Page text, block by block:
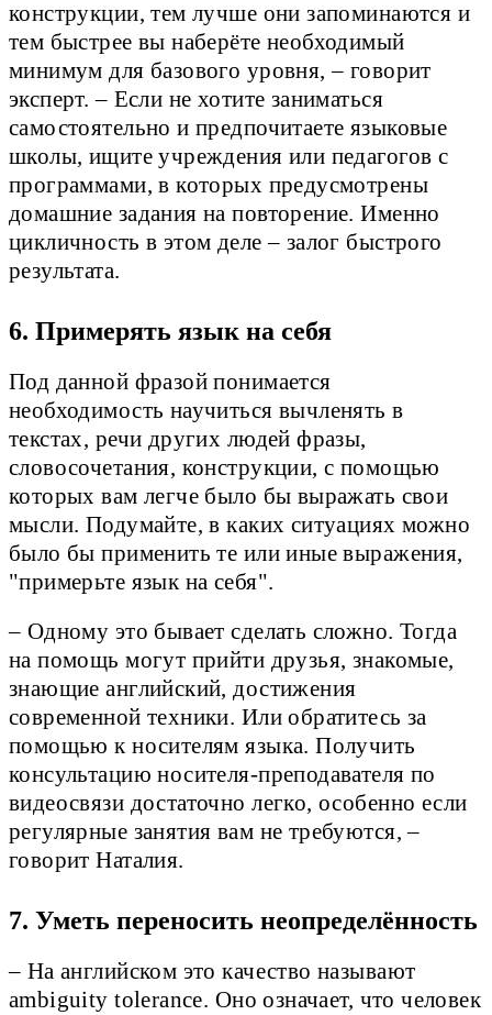
конструкции, тем лучше они запоминаются и
тем быстрее вы наберёте необходимый
минимум для базового уровня, – говорит
эксперт. – Если не хотите заниматься
самостоятельно и предпочитаете языковые
школы, ищите учреждения или педагогов с
программами, в которых предусмотрены
домашние задания на повторение. Именно
цикличность в этом деле – залог быстрого
результата.
6. Примерять язык на себя
Под данной фразой понимается
необходимость научиться вычленять в
текстах, речи других людей фразы,
словосочетания, конструкции, с помощью
которых вам легче было бы выражать свои
мысли. Подумайте, в каких ситуациях можно
было бы применить те или иные выражения,
"примерьте язык на себя".
– Одному это бывает сделать сложно. Тогда
на помощь могут прийти друзья, знакомые,
знающие английский, достижения
современной техники. Или обратитесь за
помощью к носителям языка. Получить
консультацию носителя-преподавателя по
видеосвязи достаточно легко, особенно если
регулярные занятия вам не требуются, –
говорит Наталия.
7. Уметь переносить неопределённость
– На английском это качество называют
аmbiguity tolerance. Оно означает, что человек